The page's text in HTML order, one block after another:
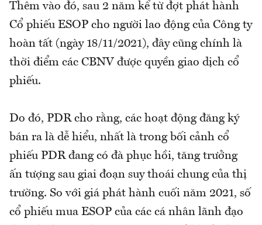
Thêm vào đó, sau 2 năm kể từ đợt phát hành
Cổ phiếu ESOP cho người lao động của Công ty
hoàn tất (ngày 18/11/2021), đây cũng chính là
thời điểm các CBNV được quyền giao dịch cổ
phiếu.
Do đó, PDR cho rằng, các hoạt động đăng ký
bán ra là dễ hiểu, nhất là trong bối cảnh cổ
phiếu PDR đang có đà phục hồi, tăng trưởng
ấn tượng sau giai đoạn suy thoái chung của thị
trường. So với giá phát hành cuối năm 2021, số
cổ phiếu mua ESOP của các cá nhân lãnh đạo